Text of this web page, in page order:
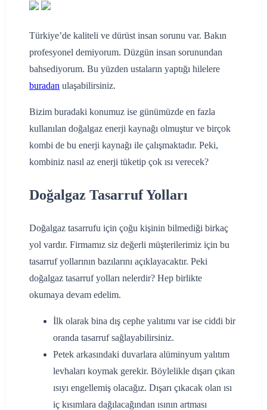
Türkiye’de kaliteli ve dürüst insan sorunu var. Bakın
profesyonel demiyorum. Düzgün insan sorunundan
bahsediyorum. Bu yüzden ustaların yaptığı hilelere
buradan ulaşabilirsiniz.
Bizim buradaki konumuz ise günümüzde en fazla
kullanılan doğalgaz enerji kaynağı olmuştur ve birçok
kombi de bu enerji kaynağı ile çalışmaktadır. Peki,
kombiniz nasıl az enerji tüketip çok ısı verecek?
Doğalgaz Tasarruf Yolları
Doğalgaz tasarrufu için çoğu kişinin bilmediği birkaç
yol vardır. Firmamız siz değerli müşterilerimiz için bu
tasarruf yollarının bazılarını açıklayacaktır. Peki
doğalgaz tasarruf yolları nelerdir? Hep birlikte
okumaya devam edelim.
İlk olarak bina dış cephe yalıtımı var ise ciddi bir
oranda tasarruf sağlayabilirsiniz.
Petek arkasındaki duvarlara alüminyum yalıtım
levhaları koymak gerekir. Böylelikle dışarı çıkan
ısıyı engellemiş olacağız. Dışarı çıkacak olan ısı
iç kısımlara dağılacağından ısının artması